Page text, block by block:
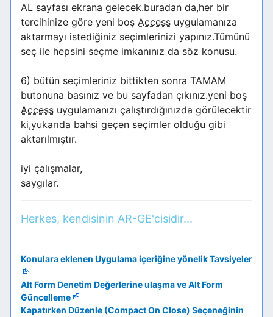
AL sayfası ekrana gelecek.buradan da,her bir
tercihinize göre yeni boş Access uygulamanıza
aktarmayı istediğiniz seçimlerinizi yapınız.Tümünü
seç ile hepsini seçme imkanınız da söz konusu.
6) bütün seçimleriniz bittikten sonra TAMAM
butonuna basınız ve bu sayfadan çıkınız.yeni boş
Access uygulamanızı çalıştırdığınızda görülecektir
ki,yukarıda bahsi geçen seçimler olduğu gibi
aktarılmıştır.
iyi çalışmalar,
saygılar.
Herkes, kendisinin AR-GE'cisidir...
Konulara eklenen Uygulama içeriğine yönelik Tavsiyeler
Alt Form Denetim Değerlerine ulaşma ve Alt Form
Güncelleme
Kapatırken Düzenle (Compact On Close) Seçeneğinin